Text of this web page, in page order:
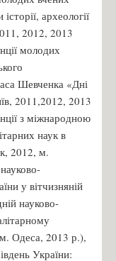
археології
2012, 2013
молодих
Шевченка «Дні
2011,2012, 2013
з міжнародною
наук в
2012, м.
у вітчизняній
науково-
Одеса, 2013 р.),
України: